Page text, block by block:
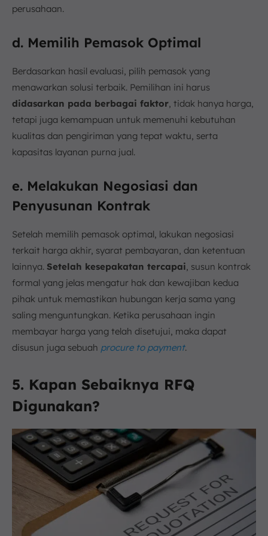
perusahaan.
d. Memilih Pemasok Optimal
Berdasarkan hasil evaluasi, pilih pemasok yang
menawarkan solusi terbaik. Pemilihan ini harus
didasarkan pada berbagai faktor , tidak hanya harga,
tetapi juga kemampuan untuk memenuhi kebutuhan
kualitas dan pengiriman yang tepat waktu, serta
kapasitas layanan purna jual.
e. Melakukan Negosiasi dan
Penyusunan Kontrak
Setelah memilih pemasok optimal, lakukan negosiasi
terkait harga akhir, syarat pembayaran, dan ketentuan
lainnya. Setelah kesepakatan tercapai , susun kontrak
formal yang jelas mengatur hak dan kewajiban kedua
pihak untuk memastikan hubungan kerja sama yang
saling menguntungkan. Ketika perusahaan ingin
membayar harga yang telah disetujui, maka dapat
disusun juga sebuah procure to payment.
5. Kapan Sebaiknya RFQ
Digunakan?